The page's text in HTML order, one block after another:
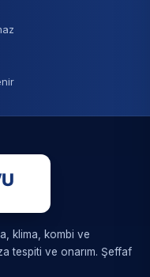
klima, kombi ve
tespiti ve onarım. Şeffaf